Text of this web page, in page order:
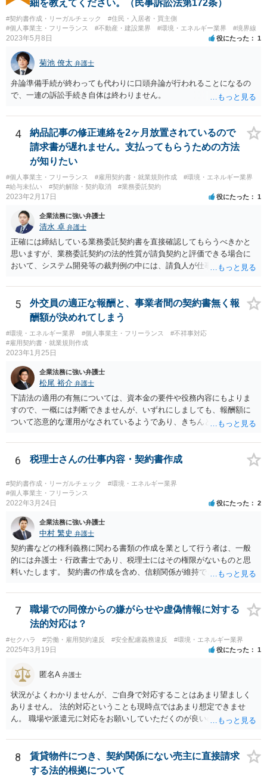
細を教えてください。（民事訴訟法第172条）
#契約書作成・リーガルチェック
#住民・入居者・買主側
#個人事業主・フリーランス
#不動産・建設業界 #環境・エネルギー業界 #境界線
2023年5月8日 役にたった 1
菊池 僚太 弁護士
弁論準備手続が終わっても代わりに口頭弁論が行われることになるの
で、一連の訴訟手続き自体は終わりません。
4
納品記事の修正連絡を2ヶ月放置されているので
請求書が遅れません。支払ってもらうための方法
が知りたい
#個人事業主・フリーランス #雇用契約書・就業規則作成
#環境・エネルギー業界
#給与未払い
#契約解除・契約取消 #業務委託契約
2023年2月17日 役にたった 1
企業法務に強い弁護士
清水 卓 弁護士
正確には締結している業務委託契約書を直接確認してもらうべきかと
思いますが、業務委託契約の法的性質が請負契約と評価できる場合に
おいて、システム開発等の裁判例の中には、請負人が仕事を完成させ
まで終えているか否かを基準として判断すべきであるという見解を示
しているものがあります。 このような見解を踏まえ、あなたのケー
スでも、予定していた最後の工程まで終えており、仕事は完成してい
る等と主張して行くことが考えられます。 もっとも、相手方はこの
ような見解は本件にはあてはまらない等を理由に、仕事の完成を認め
ないことが想定されます。 そのような場合には、裁判所に民事調停
もしれません。 いずれにしても、一度、業務委託契約書や納品した
記事等の証拠を持参の上、お住まいの地域の弁護士に直接相談してみ
てはいかがでしょうか。
5
外交員の適正な報酬と、事業者間の契約書無く報
酬額が決めれてしまう
#環境・エネルギー業界 #個人事業主・フリーランス
#不祥事対応
#雇用契約書・就業規則作成
2023年1月25日
企業法務に強い弁護士
松尾 裕介 弁護士
下請法の適用の有無については、資本金の要件や役務内容にもよりま
すので、一概には判断できませんが、いずれにしましても、報酬額に
ついて恣意的な運用がなされているようであり、きちんとした契約書
適用がある場合には、著しく低い下請代金を不当に定めることは禁止
されますが、そうでない場合には、基本的には、双方の合意に基づく
初の合意に基づき報酬額の支払いが認められる余地があると考えられ
ます。
6 税理士さんの仕事内容・契約書作成
#契約書作成・リーガルチェック
#環境・エネルギー業界
#個人事業主・フリーランス
2022年3月24日 役にたった 2
企業法務に強い弁護士
中村 繁史 弁護士
契約書などの権利義務に関わる書類の作成を業として行う者は、一般
的には弁護士・行政書士であり、税理士にはその権限がないものと思
料いたします。 契約書の作成を含め、信頼関係が維持できないのであ
7
職場での同僚からの嫌がらせや虚偽情報に対する
法的対応は？
#セクハラ #労働・雇用契約違反 #安全配慮義務違反 #環境・エネルギー業界
2025年3月19日 役にたった 1
匿名A 弁護士
状況がよくわかりませんが、ご自身で対応することはあまり望ましく
ありません。 法的対応ということも現時点ではあまり想定できませ
ん。 職場や派遣元に対応をお願いしていただくのが良いのではないで
8
賃貸物件につき、契約関係にない売主に直接請求
する法的根拠について